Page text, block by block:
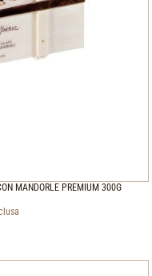
MANDORLE PREMIUM 300G